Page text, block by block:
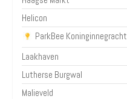
Helicon
ParkBee Koninginnegracht
Laakhaven
Lutherse Burgwal
Malieveld